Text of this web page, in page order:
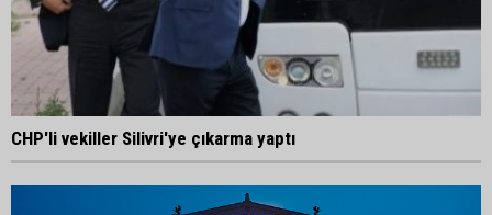
CHP'li vekiller Silivri'ye çıkarma yaptı